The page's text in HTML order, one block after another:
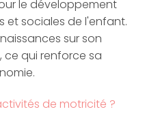
le développement
et sociales de l'enfant.
sur son
ce qui renforce sa
de motricité ?